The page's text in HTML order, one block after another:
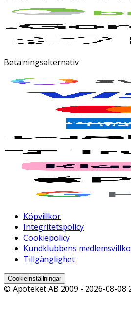
Betalningsalternativ
Köpvillkor
Integritetspolicy
Cookiepolicy
Kundklubbens
Tillgänglighet
Cookieinställningar
© Apoteket AB 2009 - 2026-08-08